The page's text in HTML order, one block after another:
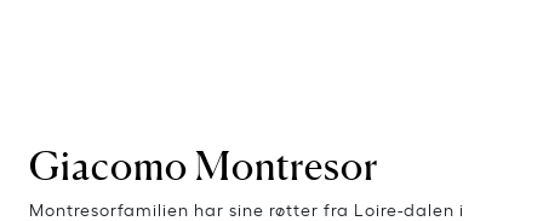
Giacomo Montresor
Montresorfamilien har sine røtter fra Loire-dalen i